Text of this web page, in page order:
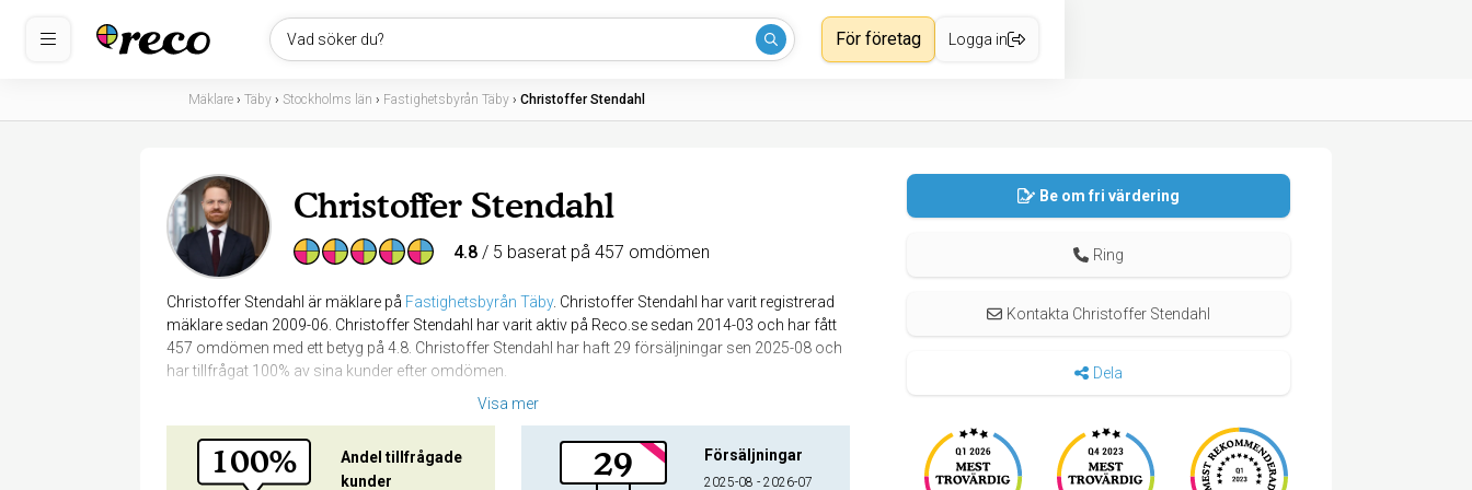
Vad söker du? För företag Logga in
Mäklare › Täby › Stockholms län › Fastighetsbyrån Täby › Christoffer Stendahl
Christoffer Stendahl
4.8 / 5 baserat på 457 omdömen
Christoffer Stendahl är mäklare på Fastighetsbyrån Täby. Christoffer Stendahl har varit registrerad
mäklare sedan 2009-06. Christoffer Stendahl har varit aktiv på Reco.se sedan 2014-03 och har fått
457 omdömen med ett betyg på 4.8. Christoffer Stendahl har haft 29 försäljningar sen 2025-08 och
har tillfrågat 100% av sina kunder efter omdömen.
Att få hjälpa människor på vägen genom en stor förändring i livet - i både köp och försäljning av
bostad.
Visa mer
100%
Andel tillfrågade
kunder
29 Försäljningar
2025-08 - 2026-07
Be om fri värdering
Ring
Kontakta Christoffer Stendahl
Dela